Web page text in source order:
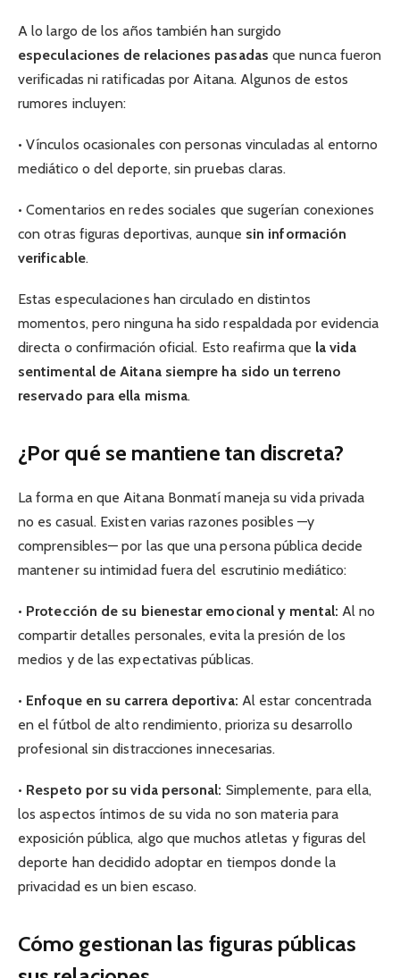
A lo largo de los años también han surgido
especulaciones de relaciones pasadas que nunca fueron
verificadas ni ratificadas por Aitana. Algunos de estos
rumores incluyen:
• Vínculos ocasionales con personas vinculadas al entorno
mediático o del deporte, sin pruebas claras.
• Comentarios en redes sociales que sugerían conexiones
con otras figuras deportivas, aunque sin información
verificable.
Estas especulaciones han circulado en distintos
momentos, pero ninguna ha sido respaldada por evidencia
directa o confirmación oficial. Esto reafirma que la vida
sentimental de Aitana siempre ha sido un terreno
reservado para ella misma.
¿Por qué se mantiene tan discreta?
La forma en que Aitana Bonmatí maneja su vida privada
no es casual. Existen varias razones posibles —y
comprensibles— por las que una persona pública decide
mantener su intimidad fuera del escrutinio mediático:
• Protección de su bienestar emocional y mental: Al no
compartir detalles personales, evita la presión de los
medios y de las expectativas públicas.
• Enfoque en su carrera deportiva: Al estar concentrada
en el fútbol de alto rendimiento, prioriza su desarrollo
profesional sin distracciones innecesarias.
• Respeto por su vida personal: Simplemente, para ella,
los aspectos íntimos de su vida no son materia para
exposición pública, algo que muchos atletas y figuras del
deporte han decidido adoptar en tiempos donde la
privacidad es un bien escaso.
Cómo gestionan las figuras públicas